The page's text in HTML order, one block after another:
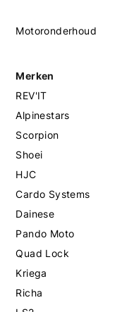
Motoronderhoud
Merken
REV'IT
Alpinestars
Scorpion
Shoei
HJC
Cardo Systems
Dainese
Pando Moto
Quad Lock
Kriega
Richa